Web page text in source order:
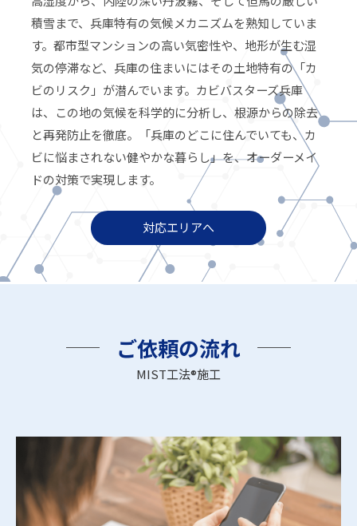
積雪まで、兵庫特有の気候メカニズムを熟知していま
す。都市型マンションの高い気密性や、地形が生む湿
気の停滞など、兵庫の住まいにはその土地特有の「カ
ビのリスク」が潜んでいます。カビバスターズ兵庫
は、この地の気候を科学的に分析し、根源からの除去
と再発防止を徹底。「兵庫のどこに住んでいても、カ
ビに悩まされない健やかな暮らし」を、オーダーメイ
ドの対策で実現します。
対応エリアへ
ご依頼の流れ
MIST工法®施工